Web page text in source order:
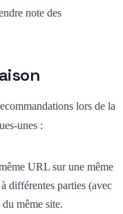
note des
lors de la
unes :
URL sur une même
différentes parties (avec
même site.